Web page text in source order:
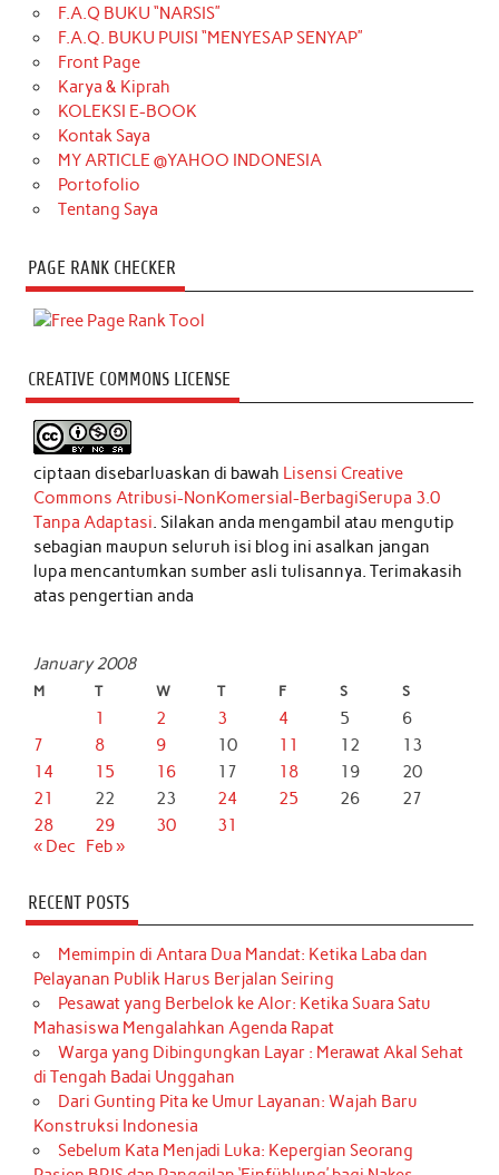
F.A.Q BUKU “NARSIS”
F.A.Q. BUKU PUISI “MENYESAP SENYAP”
Front Page
Karya & Kiprah
KOLEKSI E-BOOK
Kontak Saya
MY ARTICLE @YAHOO INDONESIA
Portofolio
Tentang Saya
PAGE RANK CHECKER
CREATIVE COMMONS LICENSE
ciptaan disebarluaskan di bawah Lisensi Creative
Commons Atribusi-NonKomersial-BerbagiSerupa 3.0
Tanpa Adaptasi. Silakan anda mengambil atau mengutip
sebagian maupun seluruh isi blog ini asalkan jangan
lupa mencantumkan sumber asli tulisannya. Terimakasih
atas pengertian anda
January 2008
M T W T F S S
1 2 3 4 5
6
7
8 9 10 11 12
13
14
15 16 17 18 19
20
21
22 23 24 25 26
27
28
29 30
31
« Dec
Feb »
RECENT POSTS
Memimpin di Antara Dua Mandat: Ketika Laba dan
Pelayanan Publik Harus Berjalan Seiring
Pesawat yang Berbelok ke Alor: Ketika Suara Satu
Mahasiswa Mengalahkan Agenda Rapat
Warga yang Dibingungkan Layar : Merawat Akal Sehat
di Tengah Badai Unggahan
Dari Gunting Pita ke Umur Layanan: Wajah Baru
Konstruksi Indonesia
Sebelum Kata Menjadi Luka: Kepergian Seorang